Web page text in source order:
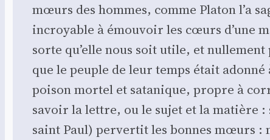
mœurs des hommes, comme Pla­ton l’a
incroyable à émou­voir les cœurs d’une
sorte qu’elle nous soit utile, et
que le peuple de leur temps était
poi­son mor­tel et sata­nique, propre à
savoir la lettre, ou le sujet et la matière
saint Paul) per­ver­tit les bonnes mœurs :